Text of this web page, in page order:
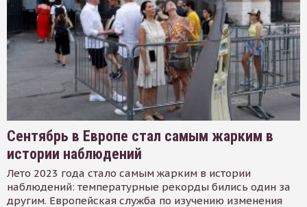
Сентябрь в Европе стал самым жарким в
истории наблюдений
Лето 2023 года стало самым жарким в истории
наблюдений: температурные рекорды бились один за
другим. Европейская служба по изучению изменения